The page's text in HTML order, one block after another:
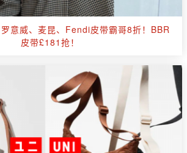
罗意威、麦昆、Fendi皮带霸哥8折！BBR
皮带£181抢！